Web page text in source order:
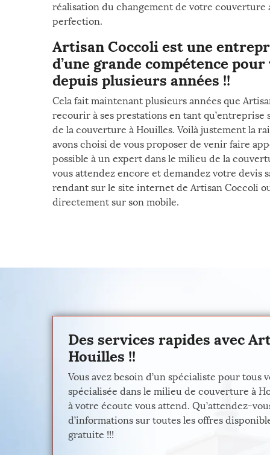
réalisation du changement de votre couverture
perfection.
Artisan Coccoli est une
d’une grande compétence
depuis plusieurs années !!
Cela fait maintenant plusieurs années que
recourir à ses prestations en tant qu’entreprise
de la couverture à Houilles. Voilà justement la
avons choisi de vous proposer de venir faire
possible à un expert dans le milieu de la
vous attendez encore et demandez votre devis
rendant sur le site internet de Artisan Coccoli
directement sur son mobile.
Des services rapides avec
Houilles !!
Vous avez besoin d’un spécialiste pour
spécialisée dans le milieu de couverture à
à votre écoute vous attend. Qu’attendez-
d’informations sur toutes les offres
gratuite !!!